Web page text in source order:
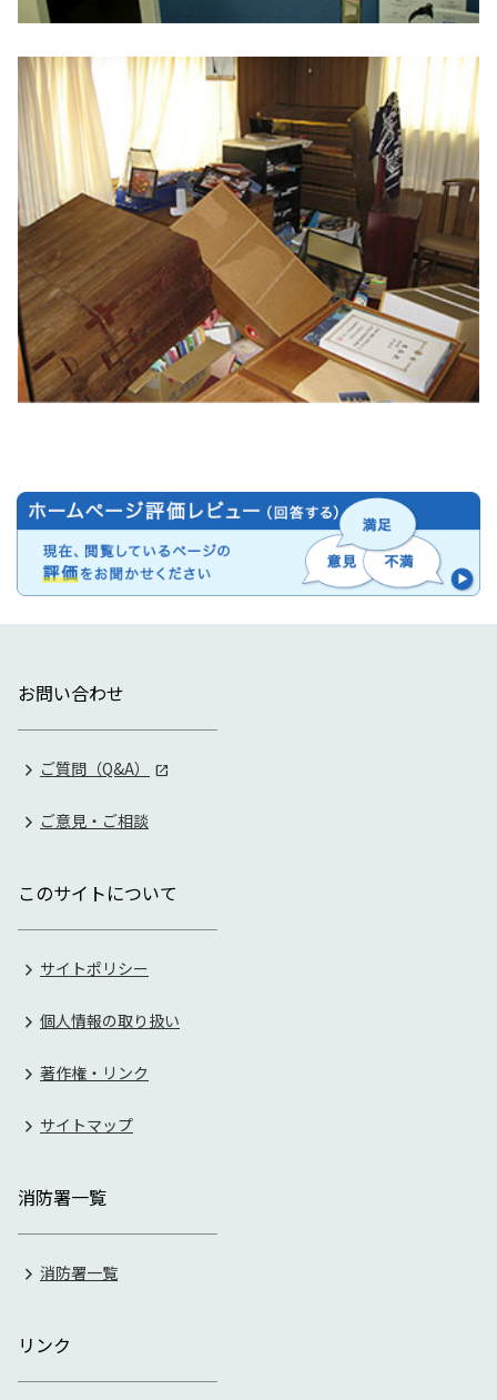
お問い合わせ
ご質問（Q&A）
ご意見・ご相談
このサイトについて
サイトポリシー
個人情報の取り扱い
著作権・リンク
サイトマップ
消防署一覧
消防署一覧
リンク